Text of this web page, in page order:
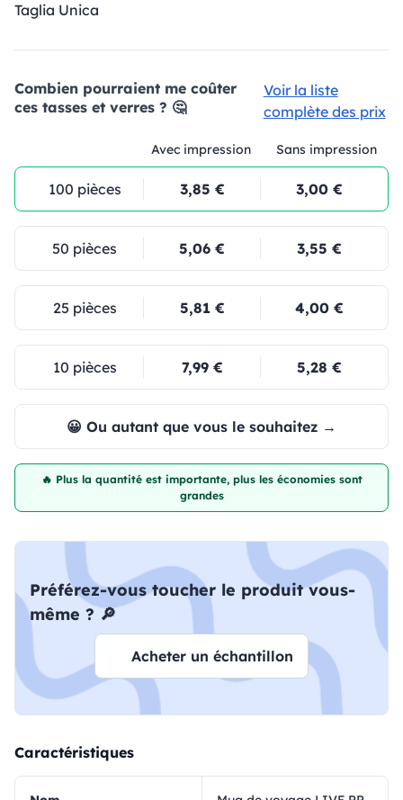
Taglia Unica
Combien pourraient me coûter
ces tasses et verres ? 🤔
Voir la liste
complète des prix
Avec impression Sans impression
100 pièces 3,85 € 3,00 €
50 pièces 5,06 € 3,55 €
25 pièces 5,81 € 4,00 €
10 pièces 7,99 € 5,28 €
😀 Ou autant que vous le souhaitez →
🔥 Plus la quantité est importante, plus les économies sont
grandes
Préférez-vous toucher le produit vous-
même ? 🔎
Acheter un échantillon
Caractéristiques